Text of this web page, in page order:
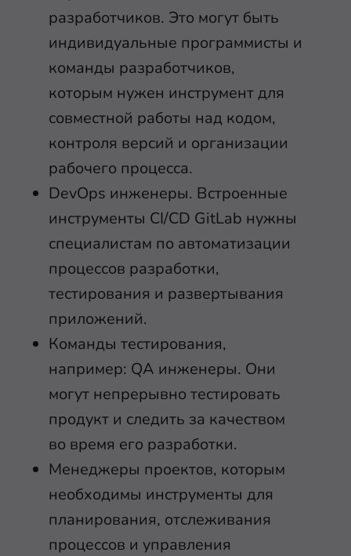
разработчиков. Это могут быть
индивидуальные программисты и
команды разработчиков,
которым нужен инструмент для
совместной работы над кодом,
контроля версий и организации
рабочего процесса.
DevOps инженеры. Встроенные
инструменты CI/CD GitLab нужны
специалистам по автоматизации
процессов разработки,
тестирования и развертывания
приложений.
Команды тестирования,
например: QA инженеры. Они
могут непрерывно тестировать
продукт и следить за качеством
во время его разработки.
Менеджеры проектов, которым
необходимы инструменты для
планирования, отслеживания
процессов и управления